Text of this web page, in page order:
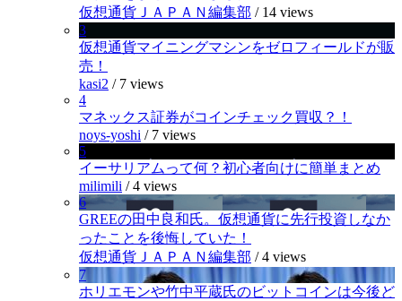
仮想通貨ＪＡＰＡＮ編集部 / 14 views
3
仮想通貨マイニングマシンをゼロフィールドが販
売！
kasi2 / 7 views
4
マネックス証券がコインチェック買収？！
noys-yoshi / 7 views
5
イーサリアムって何？初心者向けに簡単まとめ
milimili /4 views
6
GREEの田中良和氏。仮想通貨に先行投資しなか
ったことを後悔していた！
仮想通貨ＪＡＰＡＮ編集部 /4 views
7
ホリエモンや竹中平蔵氏のビットコインは今後ど